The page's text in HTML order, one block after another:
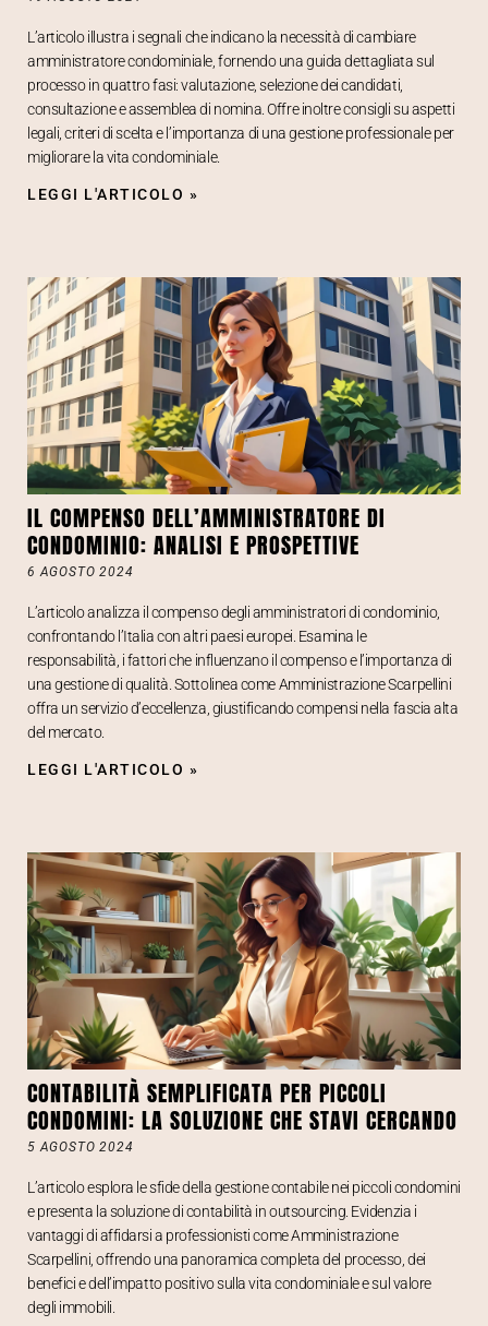
L’articolo illustra i segnali che indicano la necessità di cambiare
amministratore condominiale, fornendo una guida dettagliata sul
processo in quattro fasi: valutazione, selezione dei candidati,
consultazione e assemblea di nomina. Offre inoltre consigli su aspetti
legali, criteri di scelta e l’importanza di una gestione professionale per
migliorare la vita condominiale.
LEGGI L'ARTICOLO »
IL COMPENSO DELL’AMMINISTRATORE DI
CONDOMINIO: ANALISI E PROSPETTIVE
6 AGOSTO 2024
L’articolo analizza il compenso degli amministratori di condominio,
confrontando l’Italia con altri paesi europei. Esamina le
responsabilità, i fattori che influenzano il compenso e l’importanza di
una gestione di qualità. Sottolinea come Amministrazione Scarpellini
offra un servizio d’eccellenza, giustificando compensi nella fascia alta
del mercato.
LEGGI L'ARTICOLO »
CONTABILITÀ SEMPLIFICATA PER PICCOLI
CONDOMINI: LA SOLUZIONE CHE STAVI CERCANDO
5 AGOSTO 2024
L’articolo esplora le sfide della gestione contabile nei piccoli condomini
e presenta la soluzione di contabilità in outsourcing. Evidenzia i
vantaggi di affidarsi a professionisti come Amministrazione
Scarpellini, offrendo una panoramica completa del processo, dei
benefici e dell’impatto positivo sulla vita condominiale e sul valore
degli immobili.